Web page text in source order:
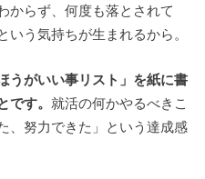
からず、何度も落とされて
いう気持ちが生まれるから。
うがいい事リスト」を紙に書
です。 就活の何かやるべきこ
、努力できた」という達成感